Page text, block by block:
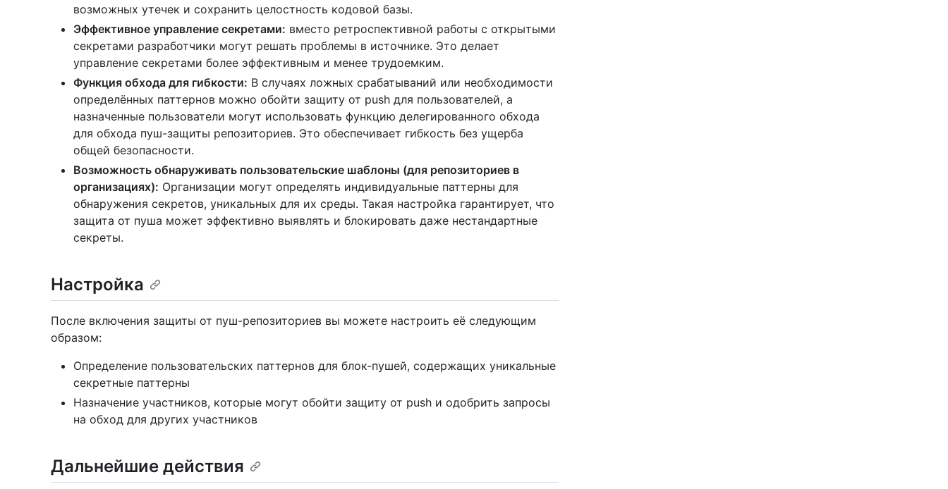
возможных утечек и сохранить целостность кодовой базы.
Эффективное управление секретами: вместо ретроспективной работы с открытыми
секретами разработчики могут решать проблемы в источнике. Это делает
управление секретами более эффективным и менее трудоемким.
Функция обхода для гибкости: В случаях ложных срабатываний или необходимости
определённых паттернов можно обойти защиту от push для пользователей, а
назначенные пользователи могут использовать функцию делегированного обхода
для обхода пуш-защиты репозиториев. Это обеспечивает гибкость без ущерба
общей безопасности.
Возможность обнаруживать пользовательские шаблоны (для репозиториев в
организациях): Организации могут определять индивидуальные паттерны для
обнаружения секретов, уникальных для их среды. Такая настройка гарантирует, что
защита от пуша может эффективно выявлять и блокировать даже нестандартные
секреты.
Настройка
После включения защиты от пуш-репозиториев вы можете настроить её следующим
образом:
Определение пользовательских паттернов для блок-пушей, содержащих уникальные
секретные паттерны
Назначение участников, которые могут обойти защиту от push и одобрить запросы
на обход для других участников
Дальнейшие действия